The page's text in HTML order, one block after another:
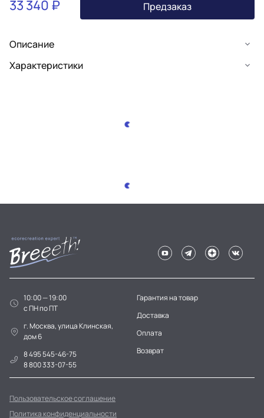
33 340 ₽
Предзаказ
Описание
Характеристики
10:00 — 19:00
c ПН по ПТ
г. Москва, улица Клинская,
дом 6
8 495 545-46-75
8 800 333-07-55
Гарантия на товар
Доставка
Оплата
Возврат
Пользовательское соглашение
Политика конфиденциальности